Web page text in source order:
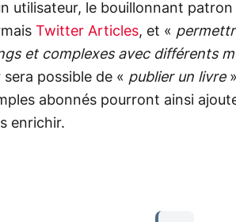
utilisateur, le bouillonnant
Twitter Articles, et «
et complexes avec différents
sera possible de « publier un livre
abonnés pourront ainsi
enrichir.